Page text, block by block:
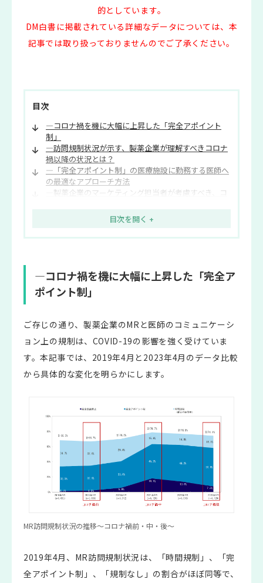
的としています。
DM白書に掲載されている詳細なデータについては、本
記事では取り扱っておりませんのでご了承ください。
目次
―コロナ禍を機に大幅に上昇した「完全アポイント
制」
―訪問規制状況が示す、製薬企業が理解すべきコロナ
禍以降の状況とは？
―「完全アポイント制」の医療施設に勤務する医師へ
の最適なアプローチ方法
―製薬企業のマーケティング担当者が考慮すべき、コ
―コロナ禍を機に大幅に上昇した「完全ア
ポイント制」
ご存じの通り、製薬企業のMRと医師のコミュニケーシ
ョン上の規制は、COVID-19の影響を強く受けていま
す。本記事では、2019年4月と2023年4月のデータ比較
から具体的な変化を明らかにします。
MR訪問規制状況の推移～コロナ禍前・中・後～
2019年4月、MR訪問規制状況は、「時間規制」、「完
全アポイント制」、「規制なし」の割合がほぼ同等で、